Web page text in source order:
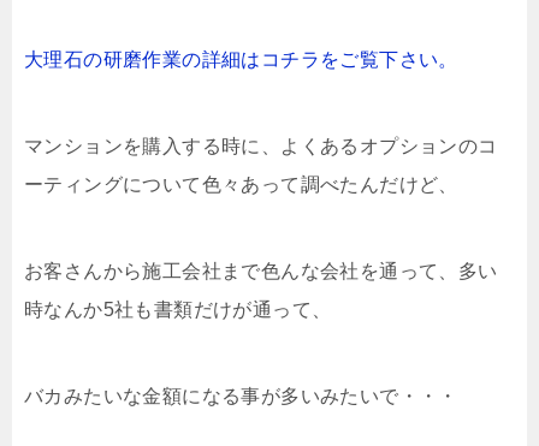
大理石の研磨作業の詳細はコチラをご覧下さい。
マンションを購入する時に、よくあるオプションのコ
ーティングについて色々あって調べたんだけど、
お客さんから施工会社まで色んな会社を通って、多い
時なんか5社も書類だけが通って、
バカみたいな金額になる事が多いみたいで・・・